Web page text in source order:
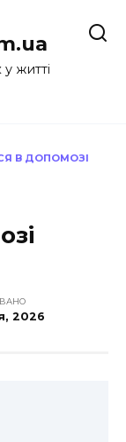
житті
В ДОПОМОЗІ
2026